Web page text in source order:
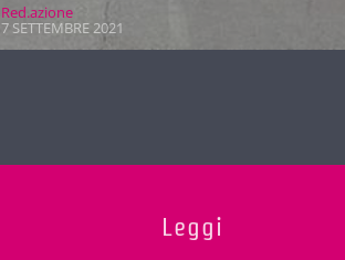
Red.azione
7 SETTEMBRE 2021
Leggi